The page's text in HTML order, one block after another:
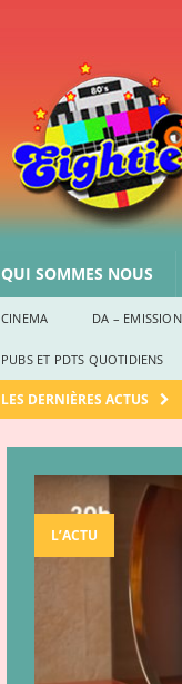
QUI SOMMES NOUS
CINEMA DA –
PUBS ET PDTS QUOTIDIENS
LES DERNIÈRES ACTUS
L’ACTU